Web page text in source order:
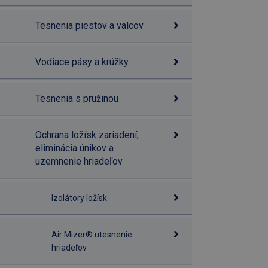
Tesnenia piestov a valcov
Vodiace pásy a krúžky
Tesnenia s pružinou
Ochrana ložísk zariadení,
eliminácia únikov a
uzemnenie hriadeľov
Izolátory ložísk
Air Mizer® utesnenie
hriadeľov